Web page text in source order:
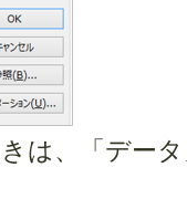
は、「デー